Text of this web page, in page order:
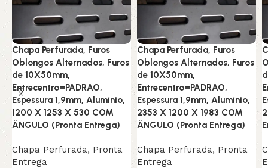
Chapa Perfurada, Furos
Oblongos Alternados, Furos
de 10X50mm,
Entrecentro=PADRAO,
Espessura 1,9mm, Alumínio,
1200 X 1253 X 530 COM
ÂNGULO (Pronta Entrega)
Chapa Perfurada, Pronta
Entrega
Chapa Perfurada, Furos
Oblongos Alternados, Furos
de 10X50mm,
Entrecentro=PADRAO,
Espessura 1,9mm, Alumínio,
2353 X 1200 X 1983 COM
ÂNGULO (Pronta Entrega)
Chapa Perfurada, Pronta
Entrega